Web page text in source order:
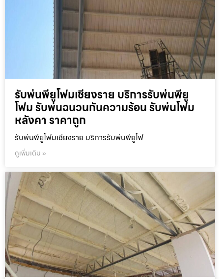
รับพ่นพียูโฟมเชียงราย บริการรับพ่นพียู
โฟม รับพ่นฉนวนกันความร้อน รับพ่นโฟม
หลังคา ราคาถูก
รับพ่นพียูโฟมเชียงราย บริการรับพ่นพียูโฟ
ดูเพิ่มเติม »